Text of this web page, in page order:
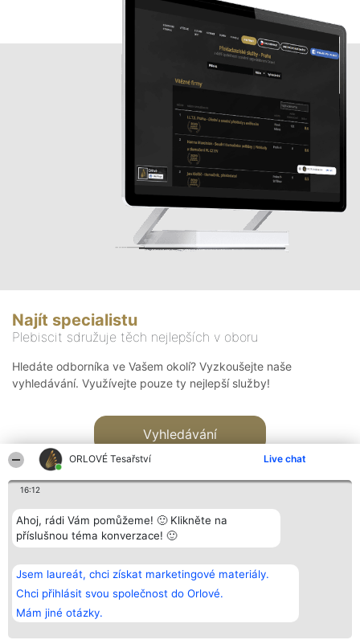
ORLOVÉ Tesařství Live chat
16:12
Ahoj, rádi Vám pomůžeme! 🙂 Klikněte na
příslušnou téma konverzace! 🙂
Jsem laureát, chci získat marketingové materiály.
Chci přihlásit svou společnost do Orlové.
Mám jiné otázky.
Najít specialistu
Plebiscit sdružuje těch nejlepších v oboru
Hledáte odborníka ve Vašem okolí? Vyzkoušejte naše
vyhledávání. Využívejte pouze ty nejlepší služby!
Vyhledávání
Bright Side Solutions sp. z o.
o. sp. k.
ul. Ruska 22
Wrocław 50-079
KRS 0000749100 | Regon
381313360 | NIP 8943132676
Vítězové
Seznam všech
laureátů
Zásady
Zásady
Kontakt